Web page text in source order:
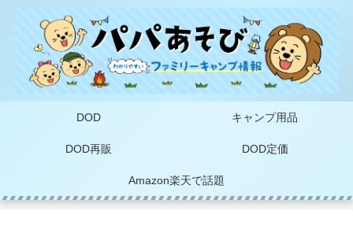
DOD キャンプ用品
DOD再販 DOD定価
Amazon楽天で話題